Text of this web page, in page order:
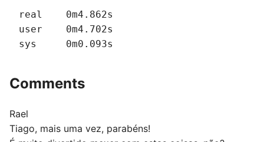
real    0m4.862s
user    0m4.702s
sys     0m0.093s
Comments
Rael
Tiago, mais uma vez, parabéns!